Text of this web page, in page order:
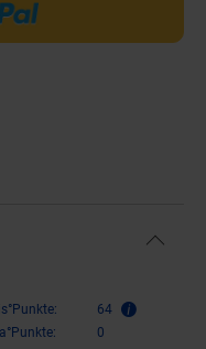
64
0